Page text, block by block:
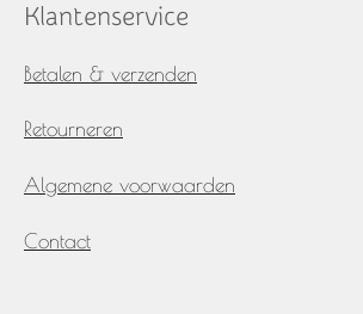
Klantenservice
Betalen & verzenden
Retourneren
Algemene voorwaarden
Contact